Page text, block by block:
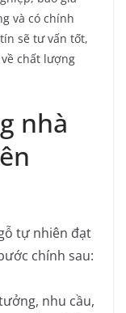
và có chính
sẽ tư vấn tốt,
chất lượng
nhà
tự nhiên đạt
chính sau:
nhu cầu,